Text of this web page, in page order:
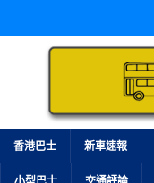
香港巴士 新車速報